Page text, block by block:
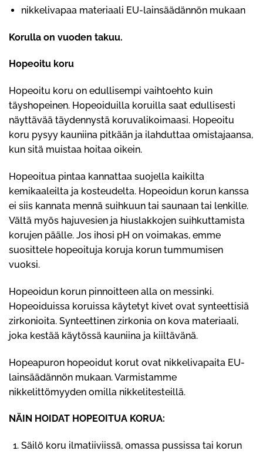
nikkelivapaa materiaali EU-lainsäädännön mukaan
Korulla on vuoden takuu.
Hopeoitu koru
Hopeoitu koru on edullisempi vaihtoehto kuin
täyshopeinen. Hopeoiduilla koruilla saat edullisesti
näyttävää täydennystä koruvalikoimaasi. Hopeoitu
koru pysyy kauniina pitkään ja ilahduttaa omistajaansa,
kun sitä muistaa hoitaa oikein.
Hopeoitua pintaa kannattaa suojella kaikilta
kemikaaleilta ja kosteudelta. Hopeoidun korun kanssa
ei siis kannata mennä suihkuun tai saunaan tai lenkille.
Vältä myös hajuvesien ja hiuslakkojen suihkuttamista
korujen päälle. Jos ihosi pH on voimakas, emme
suosittele hopeoituja koruja korun tummumisen
vuoksi.
Hopeoidun korun pinnoitteen alla on messinki.
Hopeoiduissa koruissa käytetyt kivet ovat synteettisiä
zirkonioita. Synteettinen zirkonia on kova materiaali,
joka kestää käytössä kauniina ja kiiltävänä.
Hopeapuron hopeoidut korut ovat nikkelivapaita EU-
lainsäädännön mukaan. Varmistamme
nikkelittömyyden omilla nikkelitesteillä.
NÄIN HOIDAT HOPEOITUA KORUA:
Säilö koru ilmatiiviissä, omassa pussissa tai korun